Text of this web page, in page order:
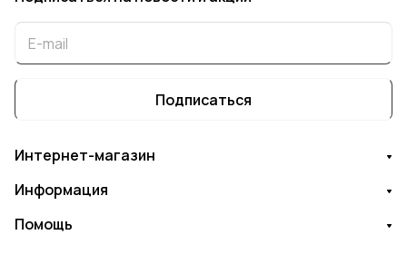
Подписаться
Интернет-магазин
Информация
Помощь